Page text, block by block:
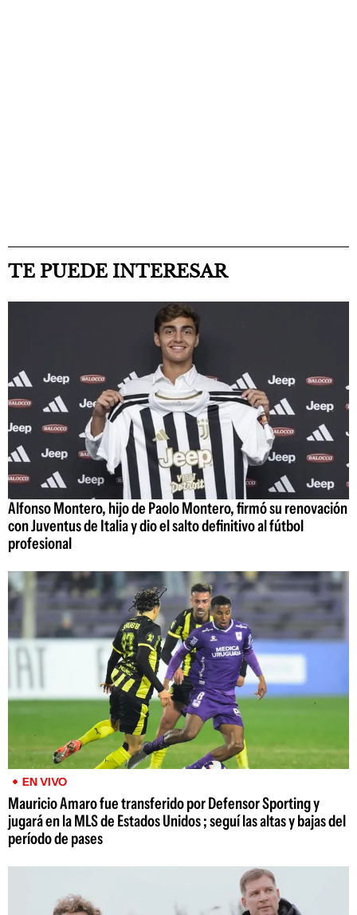
TE PUEDE INTERESAR
Alfonso Montero, hijo de Paolo Montero, firmó su renovación
con Juventus de Italia y dio el salto definitivo al fútbol
profesional
EN VIVO
Mauricio Amaro fue transferido por Defensor Sporting y
jugará en la MLS de Estados Unidos ; seguí las altas y bajas del
período de pases